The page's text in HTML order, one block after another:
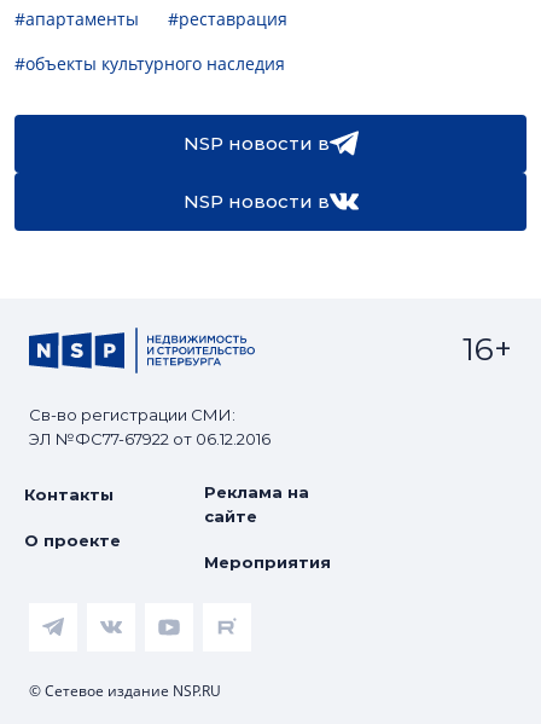
#апартаменты
#реставрация
#объекты культурного наследия
NSP новости в
NSP новости в
Св-во регистрации СМИ:
ЭЛ №ФС77-67922 от 06.12.2016
16+
Контакты
О проекте
Реклама на
сайте
Мероприятия
© Сетевое издание NSP.RU